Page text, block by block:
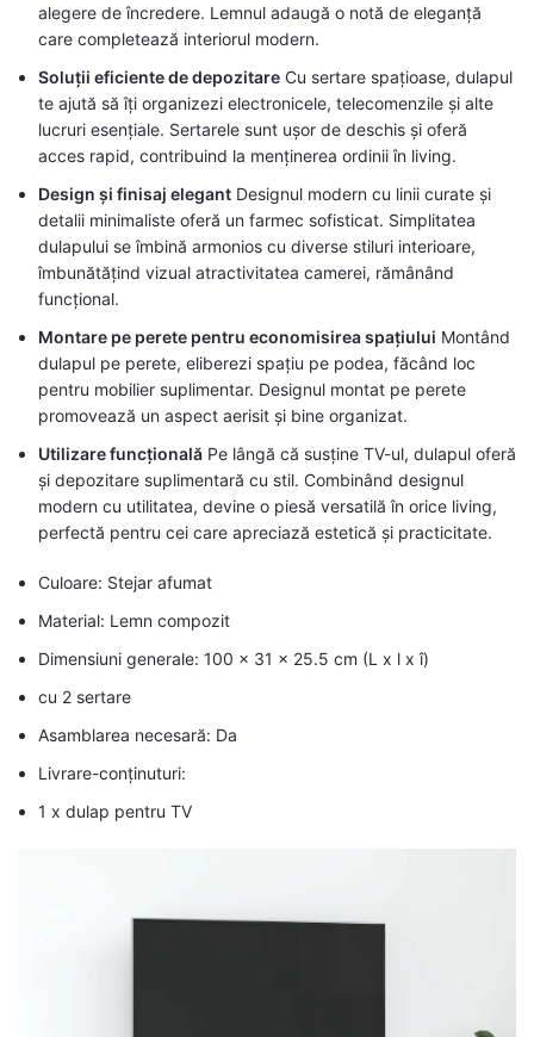
alegere de încredere. Lemnul adaugă o notă de eleganță
care completează interiorul modern.
Soluții eficiente de depozitare Cu sertare spațioase, dulapul
te ajută să îți organizezi electronicele, telecomenzile și alte
lucruri esențiale. Sertarele sunt ușor de deschis și oferă
acces rapid, contribuind la menținerea ordinii în living.
Design și finisaj elegant Designul modern cu linii curate și
detalii minimaliste oferă un farmec sofisticat. Simplitatea
dulapului se îmbină armonios cu diverse stiluri interioare,
îmbunătățind vizual atractivitatea camerei, rămânând
funcțional.
Montare pe perete pentru economisirea spațiului Montând
dulapul pe perete, eliberezi spațiu pe podea, făcând loc
pentru mobilier suplimentar. Designul montat pe perete
promovează un aspect aerisit și bine organizat.
Utilizare funcțională Pe lângă că susține TV-ul, dulapul oferă
și depozitare suplimentară cu stil. Combinând designul
modern cu utilitatea, devine o piesă versatilă în orice living,
perfectă pentru cei care apreciază estetică și practicitate.
Culoare: Stejar afumat
Material: Lemn compozit
Dimensiuni generale: 100 x 31 x 25.5 cm (L x l x î)
cu 2 sertare
Asamblarea necesară: Da
Livrare-conținuturi:
1 x dulap pentru TV